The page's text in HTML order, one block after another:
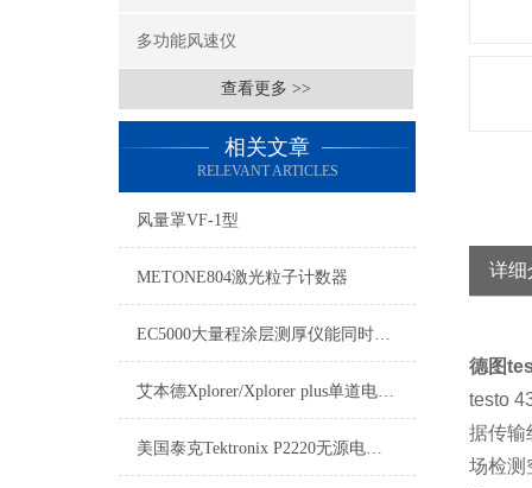
多功能风速仪
查看更多 >>
相关文章
RELEVANT ARTICLES
风量罩VF-1型
METONE804激光粒子计数器
EC5000大量程涂层测厚仪能同时测量磁性基材表面的非磁性涂镀层
艾本德Xplorer/Xplorer plus单道电动移液器
美国泰克Tektronix P2220无源电压探头
详细
德图
testo
据传输
场检测